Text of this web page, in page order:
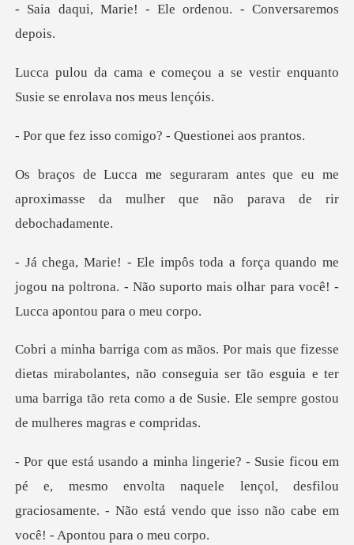
- Ele ordenou. - Co
u a se vestir enquanto
Susie
o comigo? - Quest
es que eu me
aproximasse da mulher
ndo me
jogou na poltrona. - Não suporto mais ol
abolantes, não conseguia ser tão esguia e ter
uma barriga tão reta
mesmo envolta naquele lençol, desfilou
graciosamente. - Não e